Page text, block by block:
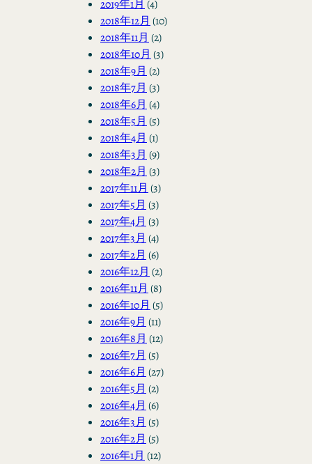
2019年1月 (4)
2018年12月 (10)
2018年11月 (2)
2018年10月 (3)
2018年9月 (2)
2018年7月 (3)
2018年6月 (4)
2018年5月 (5)
2018年4月 (1)
2018年3月 (9)
2018年2月 (3)
2017年11月 (3)
2017年5月 (3)
2017年4月 (3)
2017年3月 (4)
2017年2月 (6)
2016年12月 (2)
2016年11月 (8)
2016年10月 (5)
2016年9月 (11)
2016年8月 (12)
2016年7月 (5)
2016年6月 (27)
2016年5月 (2)
2016年4月 (6)
2016年3月 (5)
2016年2月 (5)
2016年1月 (12)